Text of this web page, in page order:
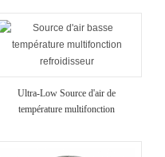
Ultra-Low Source d'air de
température multifonction